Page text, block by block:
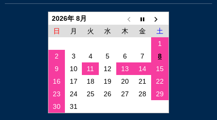
2026年 8月
日
月 火 水 木 金
土
1
2
3 4 5 6 7
8
9
10 11 12 13 14
15
16
17 18 19 20 21
22
23
24 25 26 27 28
29
30
31